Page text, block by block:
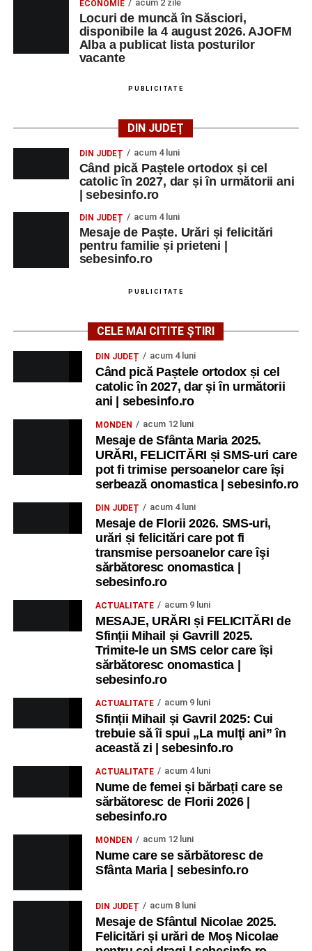
ECONOMIE acum 2 zile
Locuri de muncă în Săsciori,
disponibile la 4 august 2026. AJOFM
Alba a publicat lista posturilor
vacante
PUBLICITATE
DIN JUDEȚ
DIN JUDEȚ acum 4 luni
Când pică Paștele ortodox și cel
catolic în 2027, dar și în următorii ani
| sebesinfo.ro
DIN JUDEȚ acum 4 luni
Mesaje de Paște. Urări și felicitări
pentru familie și prieteni |
sebesinfo.ro
PUBLICITATE
CELE MAI CITITE ȘTIRI
DIN JUDEȚ acum 4 luni
Când pică Paștele ortodox și cel
catolic în 2027, dar și în următorii
ani | sebesinfo.ro
MONDEN acum 12 luni
Mesaje de Sfânta Maria 2025.
URĂRI, FELICITĂRI și SMS-uri care
pot fi trimise persoanelor care își
serbează onomastica | sebesinfo.ro
DIN JUDEȚ acum 4 luni
Mesaje de Florii 2026. SMS-uri,
urări și felicitări care pot fi
transmise persoanelor care îşi
sărbătoresc onomastica |
sebesinfo.ro
ACTUALITATE acum 9 luni
MESAJE, URĂRI și FELICITĂRI de
Sfinții Mihail și Gavrill 2025.
Trimite-le un SMS celor care își
sărbătoresc onomastica |
sebesinfo.ro
ACTUALITATE acum 9 luni
Sfinții Mihail și Gavril 2025: Cui
trebuie să îi spui „La mulţi ani” în
această zi | sebesinfo.ro
ACTUALITATE acum 4 luni
Nume de femei și bărbați care se
sărbătoresc de Florii 2026 |
sebesinfo.ro
MONDEN acum 12 luni
Nume care se sărbătoresc de
Sfânta Maria | sebesinfo.ro
DIN JUDEȚ acum 8 luni
Mesaje de Sfântul Nicolae 2025.
Felicitări și urări de Moș Nicolae